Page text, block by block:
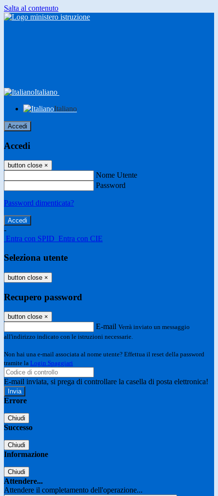
Salta al contenuto
Italiano
Italiano
Accedi
Accedi
button close ×
Nome Utente
Password
Password dimenticata?
-
Entra con SPID Entra con CIE
Seleziona utente
button close ×
Recupero password
button close ×
E-mail Verrà inviato un messaggio
all'indirizzo indicato con le istruzioni necessarie.
Non hai una e-mail associata al nome utente? Effettua il reset della password
tramite la Login Spaggiari
E-mail inviata, si prega di controllare la casella di posta elettronica!
Errore
Chiudi
Successo
Chiudi
Informazione
Chiudi
Attendere...
Attendere il completamento dell'operazione...